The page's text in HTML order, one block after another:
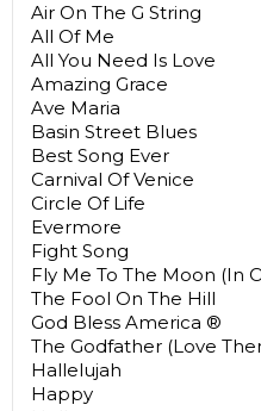
Air On The G String
All Of Me
All You Need Is Love
Amazing Grace
Ave Maria
Basin Street Blues
Best Song Ever
Carnival Of Venice
Circle Of Life
Evermore
Fight Song
Fly Me To The Moon (In
The Fool On The Hill
God Bless America ®
The Godfather (Love
Hallelujah
Happy